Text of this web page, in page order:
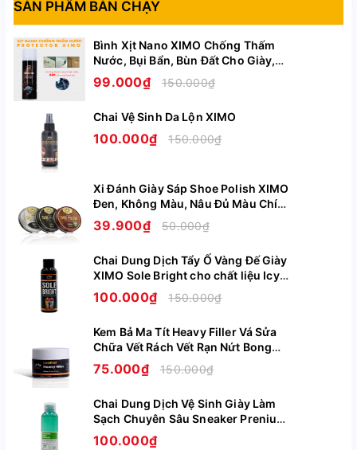
Mã sản phẩm: CGFG06
Sản xuất: Trung Quốc
Công ty chịu trách nhiệm hàng hóa: Công ty TNHH
Xuất nhập khẩu và vận tải Poseidon logistic.
Đ/c: Đội 1, thôn Lạc Thị, xã Ngọc Hồi, huyện Thanh Trì,
tp. Hà Nội
NSX: 28/07/2023, HSD: 27/07/2026
Lô sản xuất: 20230705001VN
Địa chỉ tổ chức sản xuất: Cụm CN Cầu Nổi, Xã An
Khánh, Hoài Đức, Hà Nội Xã An Khánh Huyện Hoài Đức
Hà Nội
Lưu ý: Nên chọn Shoetree nhỏ hơn size giày bạn đi 1-
2 size tùy form giày.
SẢN PHẨM BÁN CHẠY
Bình Xịt Nano XIMO Chống Thấm
Nước, Bụi Bẩn, Bùn Đất Cho Giày,
Túi, Áo, Mũ Nón Cao Cấp XI11
99.000₫ 150.000₫
Chai Vệ Sinh Da Lộn XIMO
100.000₫ 150.000₫
Xi Đánh Giày Sáp Shoe Polish XIMO
Đen, Không Màu, Nâu Đủ Màu Chính
Hãng XI08
39.900₫ 50.000₫
Chai Dung Dịch Tẩy Ố Vàng Đế Giày
XIMO Sole Bright cho chất liệu Icy
Cao Su Nhựa Boost XI07
100.000₫ 150.000₫
Kem Bả Ma Tít Heavy Filler Vá Sửa
Chữa Vết Rách Vết Rạn Nứt Bong
Tróc Trên Da Giày Ghế Túi Ví XIMO
XI09
75.000₫ 150.000₫
Chai Dung Dịch Vệ Sinh Giày Làm
Sạch Chuyên Sâu Sneaker Prenium
XIMO XI05
100.000₫